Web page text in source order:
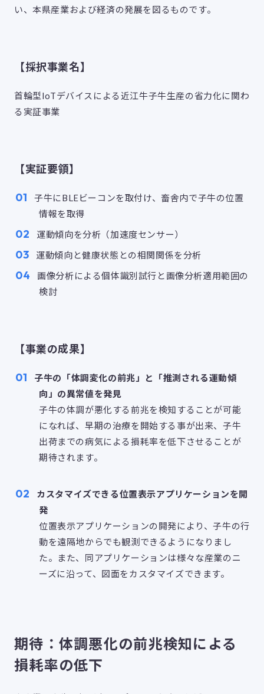
い、本県産業および経済の発展を図るものです。
【採択事業名】
首輪型IoTデバイスによる近江牛子牛生産の省力化に関わ
る実証事業
【実証要領】
子牛にBLEビーコンを取付け、畜舎内で子牛の位置
情報を取得
運動傾向を分析（加速度センサー）
運動傾向と健康状態との相関関係を分析
画像分析による個体識別試行と画像分析適用範囲の
検討
【事業の成果】
子牛の「体調変化の前兆」と「推測される運動傾
向」の異常値を発見
子牛の体調が悪化する前兆を検知することが可能
になれば、早期の治療を開始する事が出来、子牛
出荷までの病気による損耗率を低下させることが
期待されます。
カスタマイズできる位置表示アプリケーションを開
発
位置表示アプリケーションの開発により、子牛の行
動を遠隔地からでも観測できるようになりまし
た。また、同アプリケーションは様々な産業のニ
ーズに沿って、図面をカスタマイズできます。
期待：体調悪化の前兆検知による
損耗率の低下